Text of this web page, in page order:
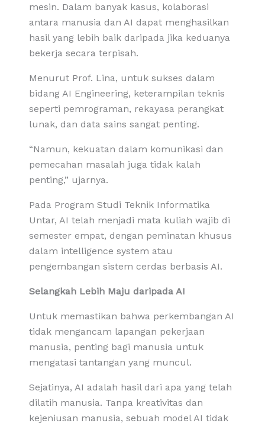
mesin. Dalam banyak kasus, kolaborasi
antara manusia dan AI dapat menghasilkan
hasil yang lebih baik daripada jika keduanya
bekerja secara terpisah.
Menurut Prof. Lina, untuk sukses dalam
bidang AI Engineering, keterampilan teknis
seperti pemrograman, rekayasa perangkat
lunak, dan data sains sangat penting.
“Namun, kekuatan dalam komunikasi dan
pemecahan masalah juga tidak kalah
penting,” ujarnya.
Pada Program Studi Teknik Informatika
Untar, AI telah menjadi mata kuliah wajib di
semester empat, dengan peminatan khusus
dalam intelligence system atau
pengembangan sistem cerdas berbasis AI.
Selangkah Lebih Maju daripada AI
Untuk memastikan bahwa perkembangan AI
tidak mengancam lapangan pekerjaan
manusia, penting bagi manusia untuk
mengatasi tantangan yang muncul.
Sejatinya, AI adalah hasil dari apa yang telah
dilatih manusia. Tanpa kreativitas dan
kejeniusan manusia, sebuah model AI tidak